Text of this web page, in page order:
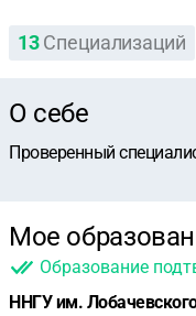
13 Специализаций
О себе
Проверенный
Мое
Образование
ННГУ им.